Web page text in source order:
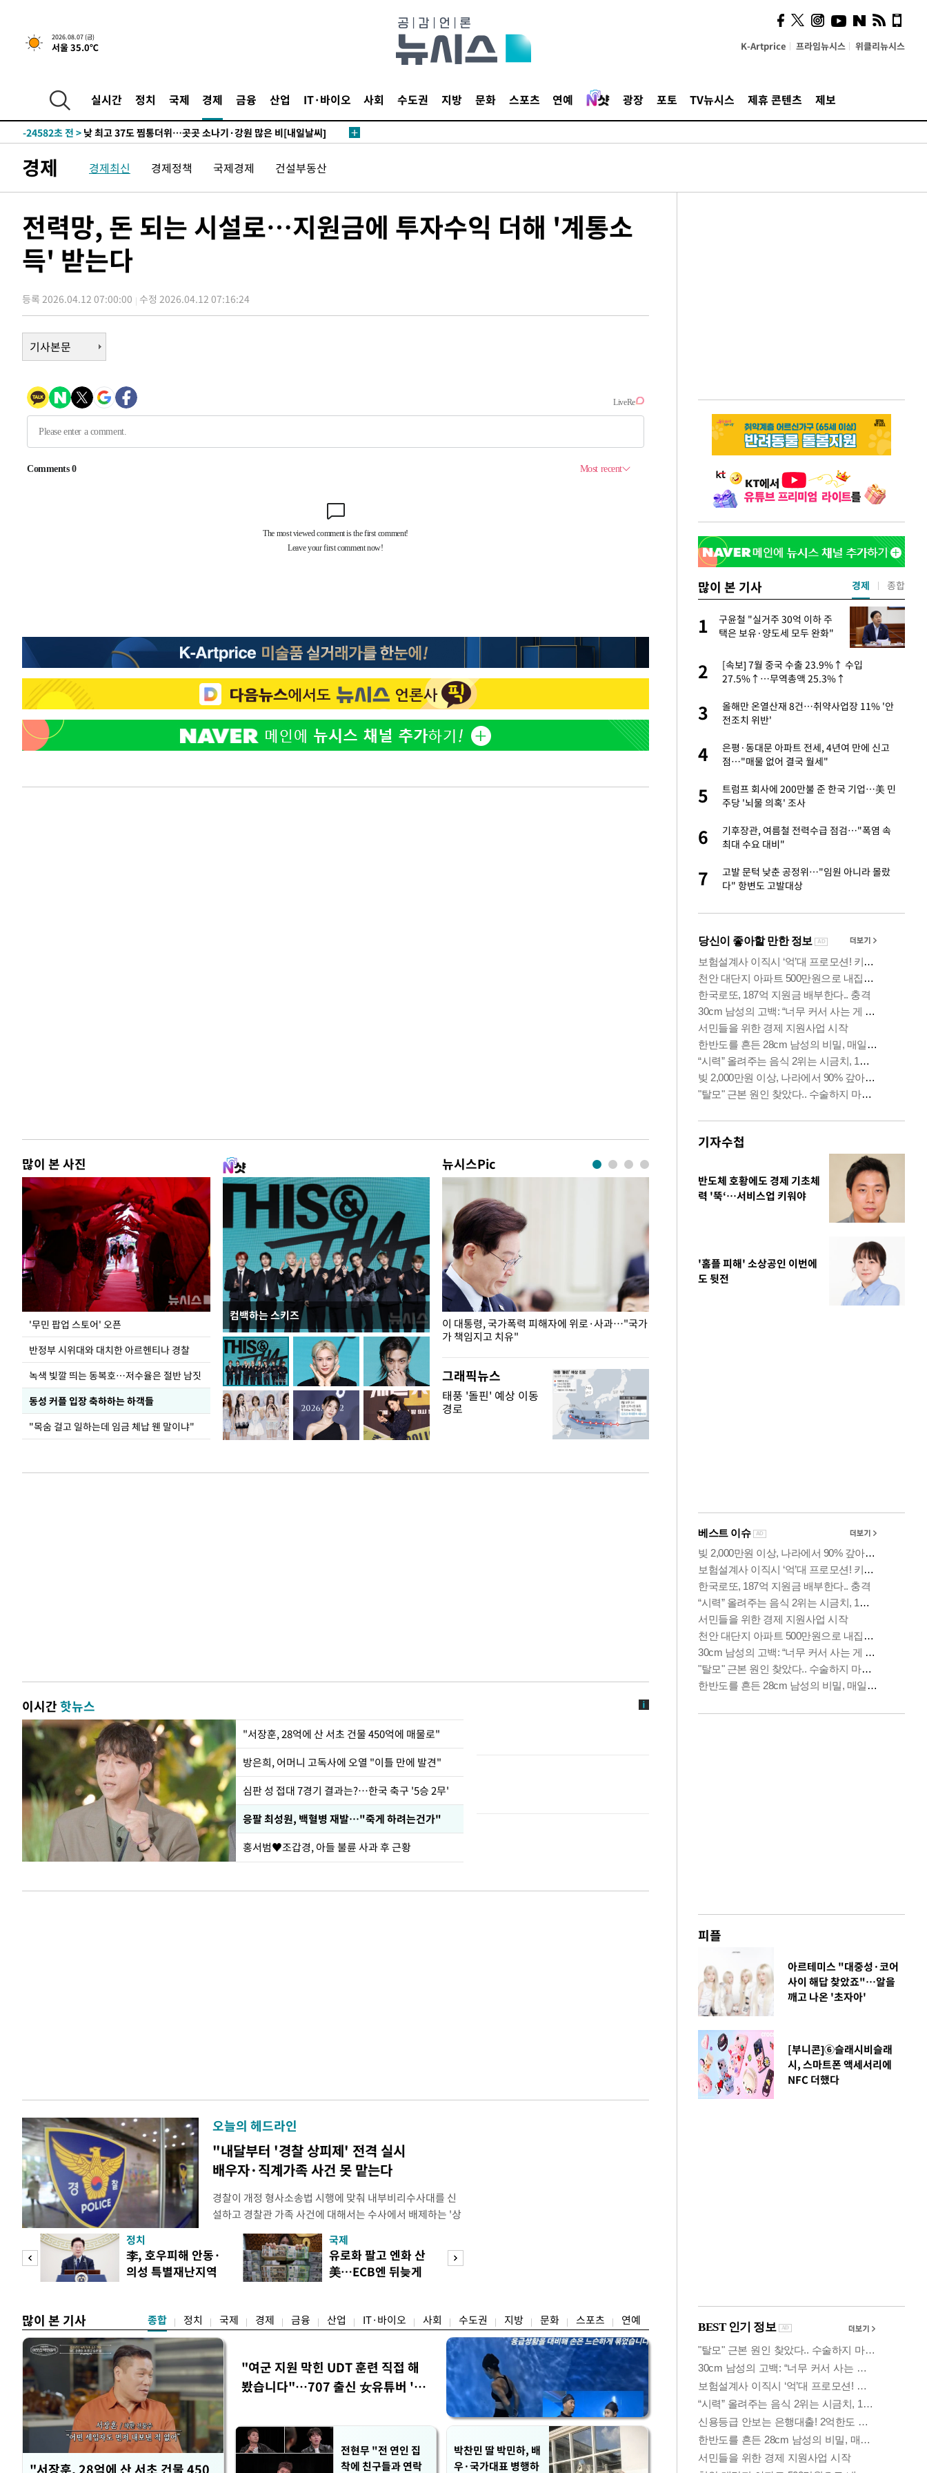
2026.08.07 (금)
서울 35.0℃ K-Artprice 프라임뉴시스 위클리뉴시스
실시간 정치 국제 경제 금융 산업 IT·바이오 사회 수도권 지방 문화 스포츠 연예 광장 포토 TV뉴시스 제휴 콘텐츠 제보
19분 전 >민주 콩고 에볼라환자 4천명 돌파, 4053명 발생 1850명 사망
-26684초 전 >
-26611초 전 >
[단독]중수청 지원 검사들, 정원 초과 시 낮은 계급 임용…희망지 못
-24582초 전 >
낮 최고 37도 찜통더위…곳곳 소나기·강원 많은 비[내일날씨]
-22888초 전 > SK하이닉스, 용인·청주 팹에 54조 투자…"AI 메모리 수요 선제 대
-18997초 전 >
외국인 심판 성 접대 7경기 들여다보니…한국 축구 '5승 2무'
-18731초 전 >[속보]코스닥, 2.86포인트(0.36%) 내린 798.81마감
-18664초 전 >[속보]원·달러 환율, 7.7원 내린 1416.1원 마감
-18553초 전 > [속보] 노원서 40.1도 관측…서울, 2018년 이후 첫 40도
-15643초 전 > [속보]종합특검, '계엄 수용공간 확보' 신용해 前교정본부장 기소
-14487초 전 >
11시간 압수수색에 성접대 파문까지…'쑥대밭' 된 축구협회
병태 후임
-9867초 전 > [속보]국힘 윤리위, '돌려차기 발언' 진종오·서범수 징계 절차 개시
-2352초 전 >[속보]'채상병 순직 책임' 임성근, 항소심도 징역 3년
-2218초 전 >[속보]종합특검, '관저이전 봐주기 감사' 유병호 구속기소
-26684초 전 >
-26648초 전 >
SK하이닉스, 용인·청주 팹에 54조 투자…"AI 메모리 수요 선제 대
여자배구 이재영·이다영 자매, 아제르바이잔 투란VC 입단
-18553초 전 >[속보] 노원서 40.1도 관측…서울, 2018년 이후 첫 40도
-15643초 전 >
[속보]종합특검, '계엄 수용공간 확보' 신용해 前교정본부장 기소
-14516초 전 >외신들도 주목한 韓축구 파문…"국민적 공분에 수사 재개"
-14487초 전 > 11시간 압수수색에 성접대 파문까지…'쑥대밭' 된 축구협회
-13509초 전 >[속보]규제합리화위원회 부위원장에 김태유 서울대 공대 교수…이
병태 후임
-9867초 전 >
[속보]국힘 윤리위, '돌려차기 발언' 진종오·서범수 징계 절차 개시
-5192초 전 >[속보] 7월 중국 수출 23.9%↑ 수입 27.5%↑…무역총액 25.3%↑
-2218초 전 >[속보]종합특검, '관저이전 봐주기 감사' 유병호 구속기소
경제 경제최신 경제정책 국제경제 건설부동산
전력망, 돈 되는 시설로…지원금에 투자수익 더해 '계통소
득' 받는다
등록 2026.04.12 07:00:00 수정 2026.04.12 07:16:24
기사본문
많이 본 사진
'무민 팝업 스토어' 오픈
반정부 시위대와 대치한 아르헨티나 경찰
녹색 빛깔 띄는 동복호…저수율은 절반 남짓
동성 커플 입장 축하하는 하객들
"목숨 걸고 일하는데 임금 체납 웬 말이냐"
컴백하는 스키즈
뉴시스Pic
지석천 뒤덮은 개구리밥
이 대통령, 국가폭력 피해자에 위로·사과…"국가
가 책임지고 치유"
그래픽뉴스
태풍 '돌핀' 예상 이동
경로
이시간핫뉴스
"서장훈, 28억에 산 서초 건물 450억에 매물로"
방은희, 어머니 고독사에 오열 "이틀 만에 발견"
심판 성 접대 7경기 결과는?…한국 축구 '5승 2무'
응팔 최성원, 백혈병 재발…"죽게 하려는건가"
홍서범♥조갑경, 아들 불륜 사과 후 근황
오늘의 헤드라인
"내달부터 '경찰 상피제' 전격 실시
배우자·직계가족 사건 못 맡는다
경찰이 개정 형사소송법 시행에 맞춰 내부비리수사대를 신
설하고 경찰관 가족 사건에 대해서는 수사에서 배제하는 '상
피제'를 도입한다. 경찰청은 7일 오후 3시 '개정 형사소송법
후속 조치 태스크포스(TF)' 회의를 열었다고 밝혔다. 경찰은
우선 올해 하반기 인사에 맞춰 기존 국가수사본부에서 운영
하던 수사감찰 기능을 인권감사관실로 이관·개편해 객관
정치
李, 호우피해 안동·
의성 특별재난지역
국제
유로화 팔고 엔화 산
美…ECB엔 뒤늦게
많이 본 기사 종합 정치 국제 경제 금융 산업 IT·바이오 사회 수도권 지방 문화 스포츠 연예
"서장훈, 28억에 산 서초 건물 450
"여군 지원 막힌 UDT 훈련 직접 해
봤습니다"…707 출신 女유튜버 '완
전현무 "전 연인 집
착에 친구들과 연락
박찬민 딸 박민하, 배
우·국가대표 병행하
많이 본 기사
2
"여군 지원 막힌 UDT 훈련 직접 해봤습니
다"…707 출신 女유튜버 '완벽 소화'
3 전현무 "전 연인 집착에 친구들과 연락 끊어"
4
박찬민 딸 박민하, 배우·국가대표 병행하더
5
SK하이닉스, 주당 375원 분기배당 결정…3
1
구윤철 "실거주 30억 이하 주
택은 보유·양도세 모두 완화"
2
[속보] 7월 중국 수출 23.9%↑ 수입
27.5%↑…무역총액 25.3%↑
3
올해만 온열산재 8건…취약사업장 11% '안
전조치 위반'
4
은평·동대문 아파트 전세, 4년여 만에 신고
점…"매물 없어 결국 월세"
5
트럼프 회사에 200만불 준 한국 기업…美 민
주당 '뇌물 의혹' 조사
6
기후장관, 여름철 전력수급 점검…"폭염 속
최대 수요 대비"
7
고발 문턱 낮춘 공정위…"임원 아니라 몰랐
다" 항변도 고발대상
경제 종합
기자수첩
반도체 호황에도 경제 기초체
력 '뚝‘…서비스업 키워야
'홈플 피해' 소상공인 이번에
도 뒷전
피플
아르테미스 "대중성·코어
사이 해답 찾았죠"…알을
깨고 나온 '초자아'
[부니콘]⑥슬래시비슬래
시, 스마트폰 액세서리에
NFC 더했다